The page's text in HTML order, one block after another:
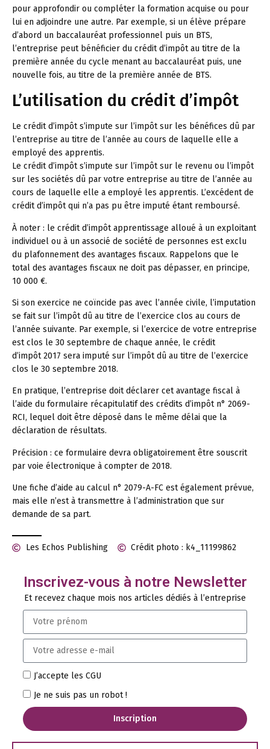
pour approfondir ou compléter la formation acquise ou pour
lui en adjoindre une autre. Par exemple, si un élève prépare
d’abord un baccalauréat professionnel puis un BTS,
l’entreprise peut bénéficier du crédit d’impôt au titre de la
première année du cycle menant au baccalauréat puis, une
nouvelle fois, au titre de la première année de BTS.
L’utilisation du crédit d’impôt
Le crédit d’impôt s’impute sur l’impôt sur les bénéfices dû par
l’entreprise au titre de l’année au cours de laquelle elle a
employé des apprentis.
Le crédit d’impôt s’impute sur l’impôt sur le revenu ou l’impôt
sur les sociétés dû par votre entreprise au titre de l’année au
cours de laquelle elle a employé les apprentis. L’excédent de
crédit d’impôt qui n’a pas pu être imputé étant remboursé.
À noter : le crédit d’impôt apprentissage alloué à un exploitant
individuel ou à un associé de société de personnes est exclu
du plafonnement des avantages fiscaux. Rappelons que le
total des avantages fiscaux ne doit pas dépasser, en principe,
10 000 €.
Si son exercice ne coïncide pas avec l’année civile, l’imputation
se fait sur l’impôt dû au titre de l’exercice clos au cours de
l’année suivante. Par exemple, si l’exercice de votre entreprise
est clos le 30 septembre de chaque année, le crédit
d’impôt 2017 sera imputé sur l’impôt dû au titre de l’exercice
clos le 30 septembre 2018.
En pratique, l’entreprise doit déclarer cet avantage fiscal à
l’aide du formulaire récapitulatif des crédits d’impôt n° 2069-
RCI, lequel doit être déposé dans le même délai que la
déclaration de résultats.
Précision : ce formulaire devra obligatoirement être souscrit
par voie électronique à compter de 2018.
Une fiche d’aide au calcul n° 2079-A-FC est également prévue,
mais elle n’est à transmettre à l’administration que sur
demande de sa part.
Les Echos Publishing Crédit photo : k4_11199862
Inscrivez-vous à notre Newsletter
Et recevez chaque mois nos articles dédiés à l’entreprise
J’accepte les CGU
Je ne suis pas un robot !
Inscription